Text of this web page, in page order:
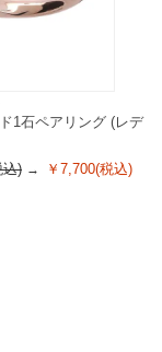
1石ペアリング (レデ
込)
￥7,700(税込)